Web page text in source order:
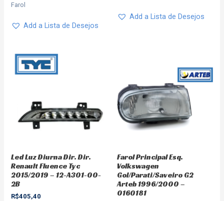
Farol
Add a Lista de Desejos
Add a Lista de Desejos
Led Luz Diurna Dir. Dir.
Renault Fluence Tyc
2015/2019 – 12-A301-00-
2B
R$405,40
Farol Principal Esq.
Volkswagen
Gol/Parati/Saveiro G2
Arteb 1996/2000 –
0160181